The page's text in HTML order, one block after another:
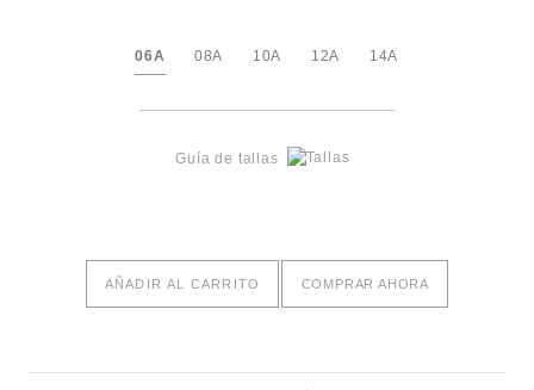
06A 08A 10A 12A 14A
Guía de tallas
AÑADIR AL CARRITO COMPRAR AHORA